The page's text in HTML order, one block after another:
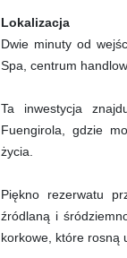
Lokalizacja
Dwie minuty od
Spa, centrum
Ta inwestycja
Fuengirola, gdzie
życia.
Piękno rezerwatu
źródlaną i
korkowe, które rosną